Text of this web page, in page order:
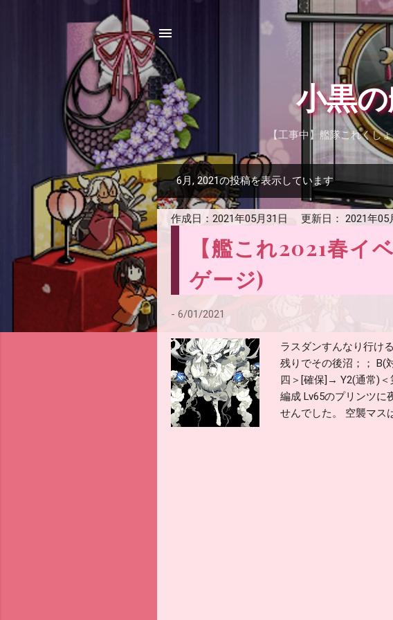
ス
小黒
【工事中】艦隊これくし
投
稿
6月, 2021の投稿を表示しています
作成日： 2021年05月31日 更新日： 2021年05
【艦これ2021春イ
ゲージ)
- 6/01/2021
ラスダンすんなり行け
残りでその後沼；；
四＞[確保]→ Y2(通常)
編成 Lv65のプリンツに
せんでした。 空襲マス
支援は決戦支援アリ、
1周回目 S勝利 ガチャ